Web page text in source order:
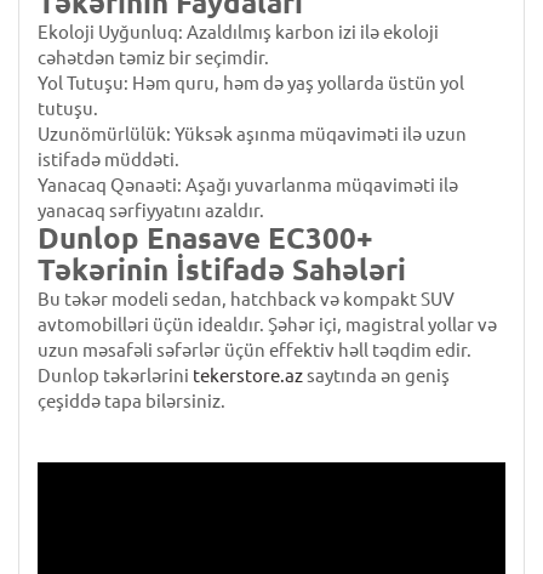
Ekoloji Uyğunluq: Azaldılmış karbon izi ilə ekoloji
cəhətdən təmiz bir seçimdir.
Yol Tutuşu: Həm quru, həm də yaş yollarda üstün yol
tutuşu.
Uzunömürlülük: Yüksək aşınma müqaviməti ilə uzun
istifadə müddəti.
Yanacaq Qənaəti: Aşağı yuvarlanma müqaviməti ilə
yanacaq sərfiyyatını azaldır.
Dunlop Enasave EC300+
Təkərinin İstifadə Sahələri
Bu təkər modeli sedan, hatchback və kompakt SUV
avtomobilləri üçün idealdır. Şəhər içi, magistral yollar və
uzun məsafəli səfərlər üçün effektiv həll təqdim edir.
Dunlop təkərlərini tekerstore.azsaytında ən geniş
çeşiddə tapa bilərsiniz.